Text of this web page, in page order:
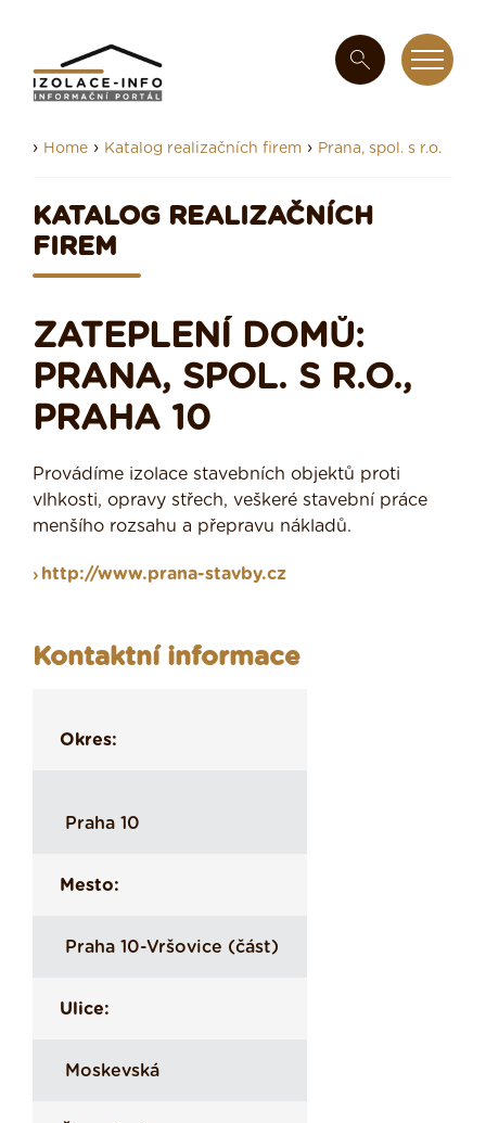
› Home › Katalog realizačních firem › Prana, spol. s r.o.
KATALOG REALIZAČNÍCH
FIREM
ZATEPLENÍ DOMŮ:
PRANA, SPOL. S R.O.,
PRAHA 10
Provádíme izolace stavebních objektů proti
vlhkosti, opravy střech, veškeré stavební práce
menšího rozsahu a přepravu nákladů.
http://www.prana-stavby.cz
Kontaktní informace
Okres:
Praha 10
Mesto:
Praha 10-Vršovice (část)
Ulice:
Moskevská